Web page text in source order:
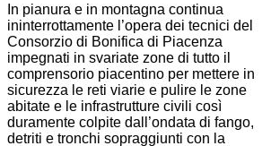
In pianura e in montagna continua
ininterrottamente l’opera dei tecnici del
Consorzio di Bonifica di Piacenza
impegnati in svariate zone di tutto il
comprensorio piacentino per mettere in
sicurezza le reti viarie e pulire le zone
abitate e le infrastrutture civili così
duramente colpite dall’ondata di fango,
detriti e tronchi sopraggiunti con la